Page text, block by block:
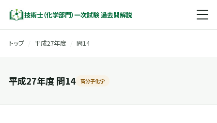
技術士（化学部門）一次試験 過去問解説
トップ 平成27年度 問14
平成27年度 問14 高分子化学